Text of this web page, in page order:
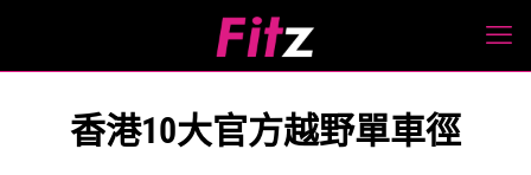
香港10大官方越野單車徑